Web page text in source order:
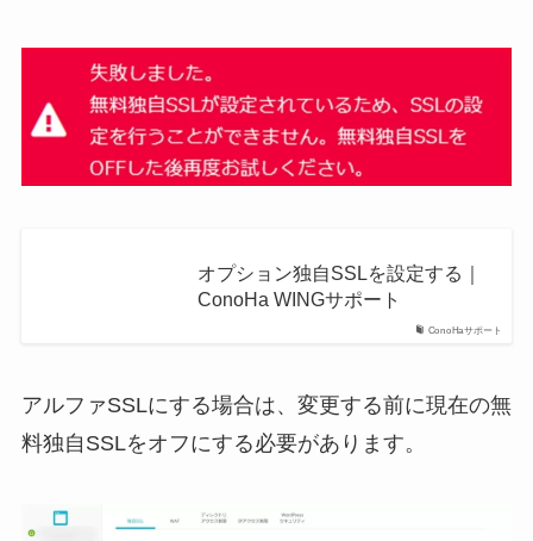
ConoHaサポート
オプション独自SSLを設定する｜
ConoHa WINGサポート
アルファSSLにする場合は、変更する前に現在の無
料独自SSLをオフにする必要があります。